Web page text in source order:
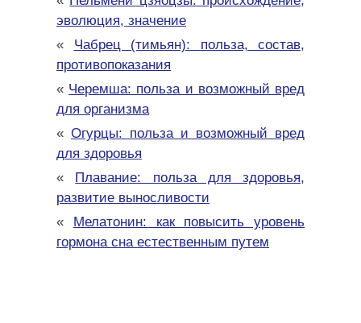
эволюция, значение
« Чабрец (тимьян): польза, состав,
противопоказания
« Черемша: польза и возможный вред
для организма
« Огурцы: польза и возможный вред
для здоровья
« Плавание: польза для здоровья,
развитие выносливости
« Мелатонин: как повысить уровень
гормона сна естественным путем